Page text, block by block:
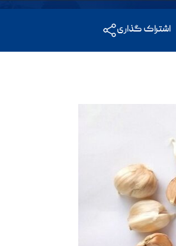
اشتراک گذاری